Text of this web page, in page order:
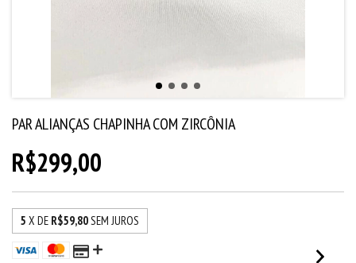
PAR ALIANÇAS CHAPINHA COM ZIRCÔNIA
R$299,00
5 X DE R$59,80SEM JUROS